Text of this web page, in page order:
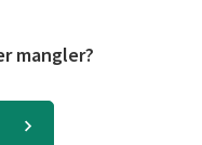
mangler?